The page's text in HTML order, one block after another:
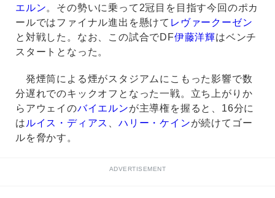
エルン。その勢いに乗って2冠目を目指す今回のポカ
ールではファイナル進出を懸けて レヴァークーゼン
と対戦した。なお、この試合でDF伊藤洋輝はベンチ
スタートとなった。
発煙筒による煙がスタジアムにこもった影響で数
分遅れでのキックオフとなった一戦。立ち上がりか
らアウェイのバイエルンが主導権を握ると、16分に
はルイス・ディアス 、ハリー・ケインが続けてゴー
ルを脅かす。
ADVERTISEMENT